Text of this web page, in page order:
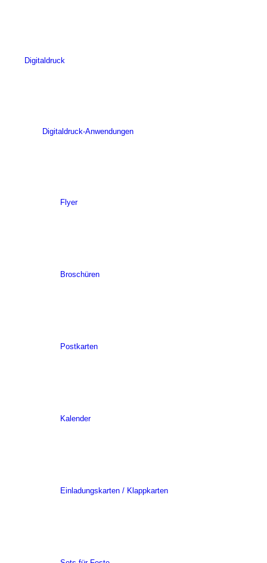
Digitaldruck
Digitaldruck-Anwendungen
Flyer
Broschüren
Postkarten
Kalender
Einladungskarten / Klappkarten